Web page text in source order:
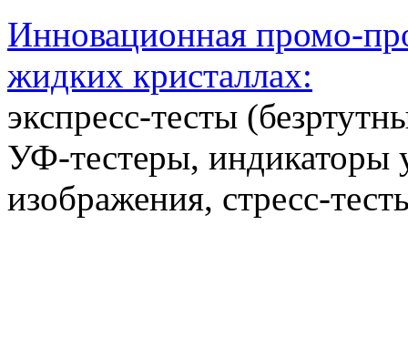
Инновационная промо-
жидких кристаллах:
экспресс-тесты
УФ-тестеры, индикаторы
изображения, стресс-